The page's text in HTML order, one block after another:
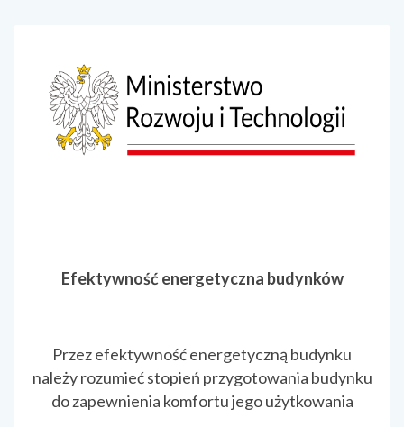
Efektywność energetyczna budynków
Przez efektywność energetyczną budynku
należy rozumieć stopień przygotowania budynku
do zapewnienia komfortu jego użytkowania